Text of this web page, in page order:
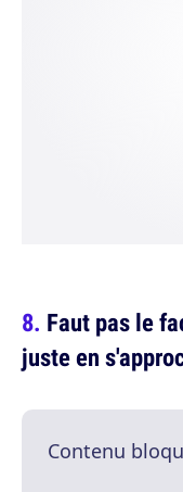
Faut pas le
juste en
Contenu